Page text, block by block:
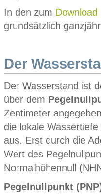
In den zum Download
grundsätzlich
Der
Der Wasserstand ist
über dem
Zentimeter
die lokale
aus. Erst durch die
Wert des
Normalhöhennull
Pegelnullpunkt